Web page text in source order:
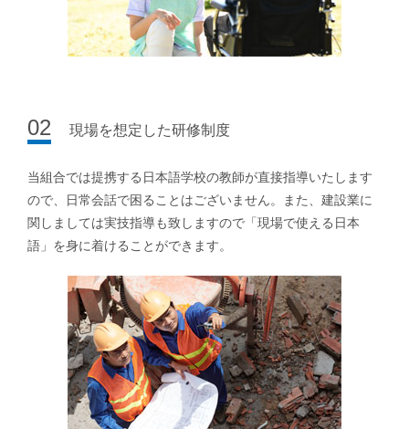
02 現場を想定した研修制度
当組合では提携する日本語学校の教師が直接指導いたします
ので、日常会話で困ることはございません。また、建設業に
関しましては実技指導も致しますので「現場で使える日本
語」を身に着けることができます。